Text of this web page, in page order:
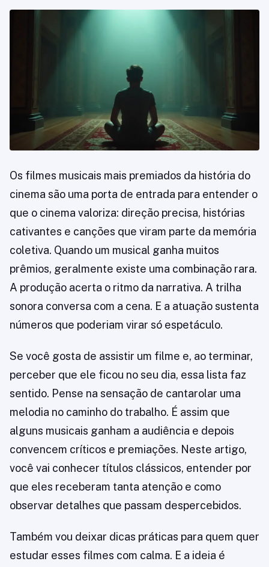
Os filmes musicais mais premiados da história do
cinema são uma porta de entrada para entender o
que o cinema valoriza: direção precisa, histórias
cativantes e canções que viram parte da memória
coletiva. Quando um musical ganha muitos
prêmios, geralmente existe uma combinação rara.
A produção acerta o ritmo da narrativa. A trilha
sonora conversa com a cena. E a atuação sustenta
números que poderiam virar só espetáculo.
Se você gosta de assistir um filme e, ao terminar,
perceber que ele ficou no seu dia, essa lista faz
sentido. Pense na sensação de cantarolar uma
melodia no caminho do trabalho. É assim que
alguns musicais ganham a audiência e depois
convencem críticos e premiações. Neste artigo,
você vai conhecer títulos clássicos, entender por
que eles receberam tanta atenção e como
observar detalhes que passam despercebidos.
Também vou deixar dicas práticas para quem quer
estudar esses filmes com calma. E a ideia é